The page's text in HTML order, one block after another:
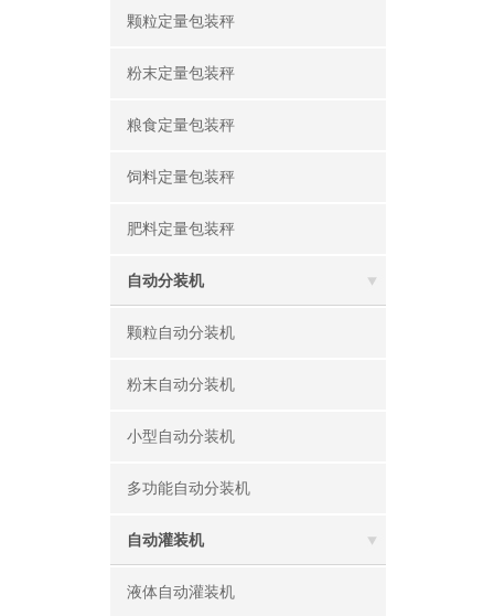
颗粒定量包装秤
粉末定量包装秤
粮食定量包装秤
饲料定量包装秤
肥料定量包装秤
自动分装机
颗粒自动分装机
粉末自动分装机
小型自动分装机
多功能自动分装机
自动灌装机
液体自动灌装机